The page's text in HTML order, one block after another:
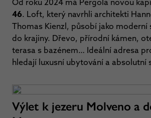
Od roku 2024 má Pergola novou
46. Loft, který navrhli architekti
Thomas Kienzl, působí jako moderní
do krajiny. Dřevo, přírodní kámen,
terasa s bazénem… Ideální adresa
hledají luxusní ubytování a absolutní
Výlet k jezeru Molveno a